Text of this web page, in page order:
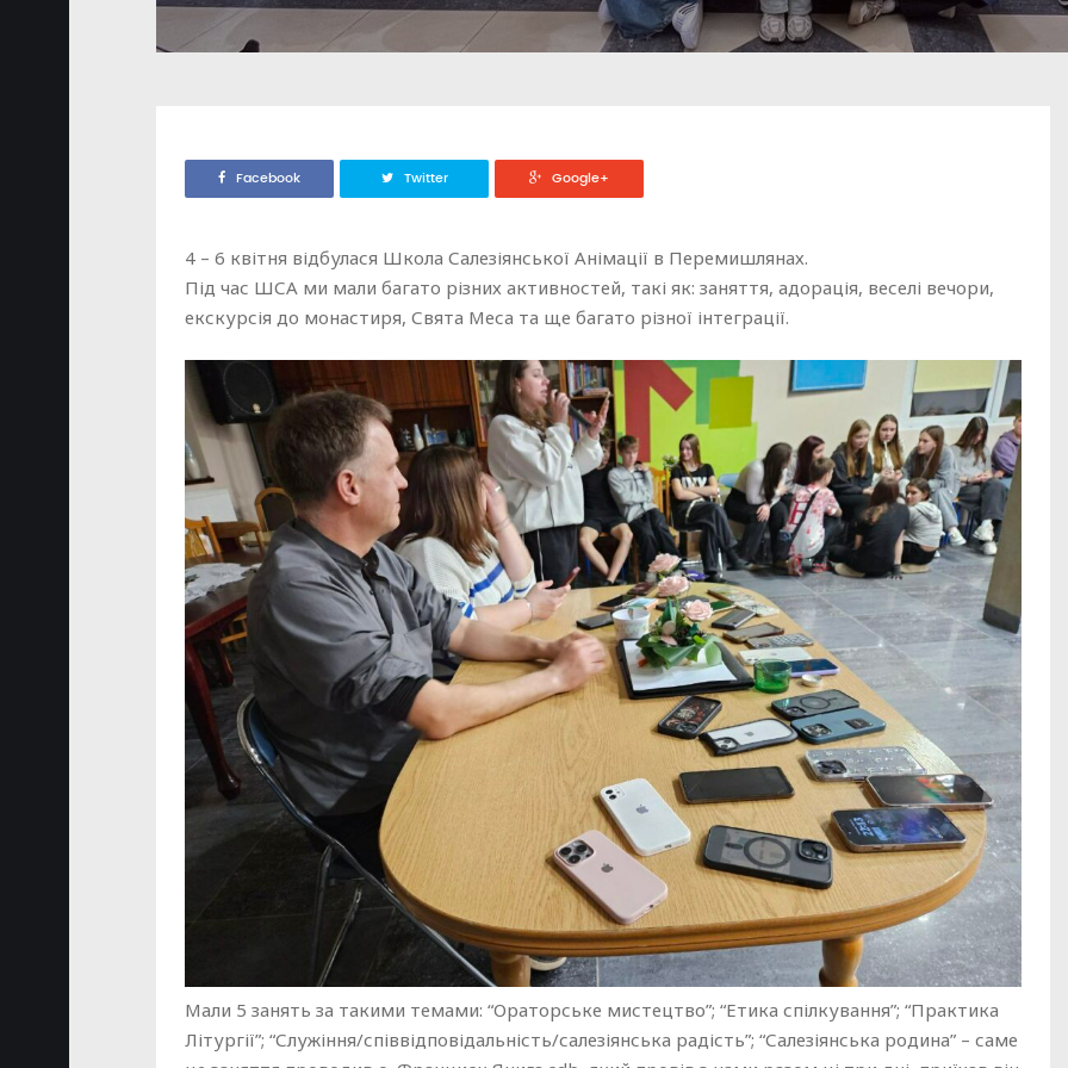
Facebook Twitter Google+
4 – 6 квітня відбулася Школа Салезіянської Анімації в Перемишлянах.
Під час ШСА ми мали багато різних активностей, такі як: заняття, адорація, веселі вечори,
екскурсія до монастиря, Свята Меса та ще багато різної інтеграції.
Мали 5 занять за такими темами: “Ораторське мистецтво”; “Етика спілкування”; “Практика
Літургії”; “Служіння/співвідповідальність/салезіянська радість”; “Салезіянська родина” – саме